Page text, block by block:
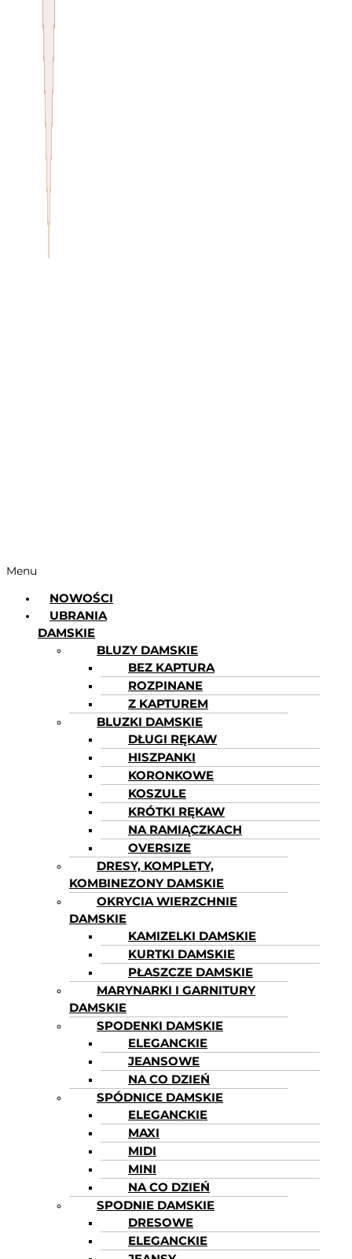
Menu
NOWOŚCI
UBRANIA
DAMSKIE
BLUZY DAMSKIE
BEZ KAPTURA
ROZPINANE
Z KAPTUREM
BLUZKI DAMSKIE
DŁUGI RĘKAW
HISZPANKI
KORONKOWE
KOSZULE
KRÓTKI RĘKAW
NA RAMIĄCZKACH
OVERSIZE
DRESY, KOMPLETY,
KOMBINEZONY DAMSKIE
OKRYCIA WIERZCHNIE
DAMSKIE
KAMIZELKI DAMSKIE
KURTKI DAMSKIE
PŁASZCZE DAMSKIE
MARYNARKI I GARNITURY
DAMSKIE
SPODENKI DAMSKIE
ELEGANCKIE
JEANSOWE
NA CO DZIEŃ
SPÓDNICE DAMSKIE
ELEGANCKIE
MAXI
MIDI
MINI
NA CO DZIEŃ
SPODNIE DAMSKIE
DRESOWE
ELEGANCKIE